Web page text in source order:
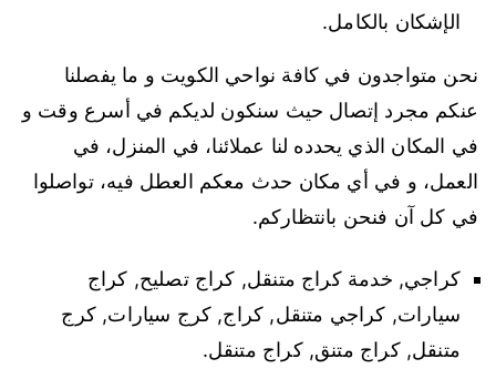
الإشكان بالكامل.
نحن متواجدون في كافة نواحي الكويت و ما يفصلنا
عنكم مجرد إتصال حيث سنكون لديكم في أسرع وقت و
في المكان الذي يحدده لنا عملائنا، في المنزل، في
العمل، و في أي مكان حدث معكم العطل فيه، تواصلوا
في كل آن فنحن بانتظاركم.
كراجي, خدمة كراج متنقل, كراج تصليح, كراج
سيارات, كراجي متنقل, كراج, كرج سيارات, كرج
متنقل, كراج متنق, كراج متنقل.